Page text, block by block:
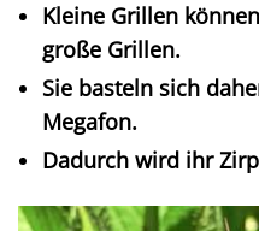
Kleine Grillen
große Grillen.
Sie basteln sich
Megafon.
Dadurch wird ihr